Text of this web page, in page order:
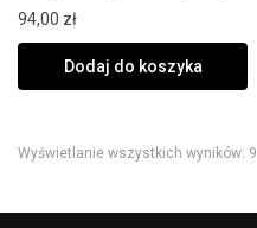
94,00 zł
Dodaj do koszyka
Wyświetlanie wszystkich wyników: 9